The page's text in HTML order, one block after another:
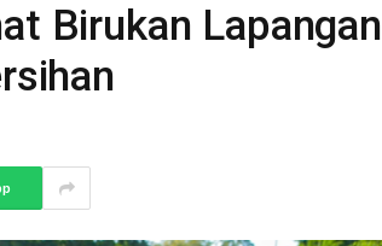
Birukan Lapangan